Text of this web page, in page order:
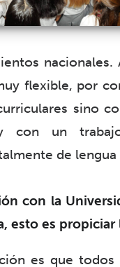
flexible, por
sino
con un
de
con la
esto es
es que todos